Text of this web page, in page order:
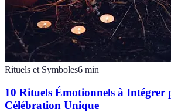
Rituels et Symboles6 min
10 Rituels Émotionnels à Intégrer
Célébration Unique